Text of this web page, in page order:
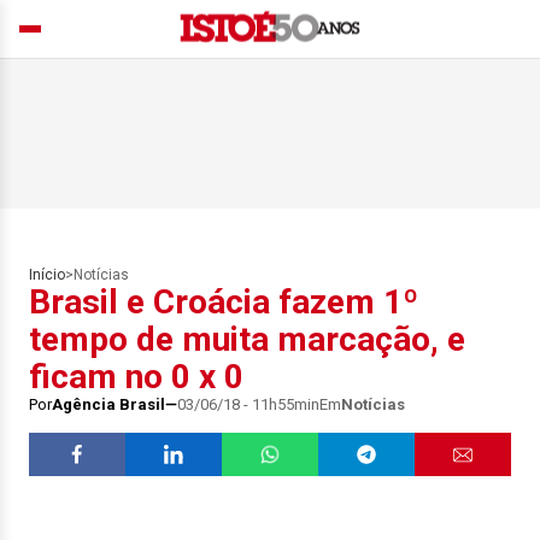
Início> Notícias
Brasil e Croácia fazem 1º
tempo de muita marcação, e
ficam no 0 x 0
PorAgência Brasil 03/06/18 - 11h55minEmNotícias